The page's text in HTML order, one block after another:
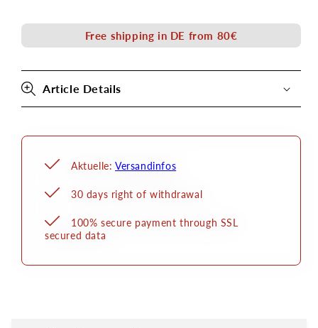
30g
30g
Kryolan
Free shipping in DE from 80€
Article Details
Aktuelle: Versandinfos
30 days right of withdrawal
100% secure payment through SSL
secured data